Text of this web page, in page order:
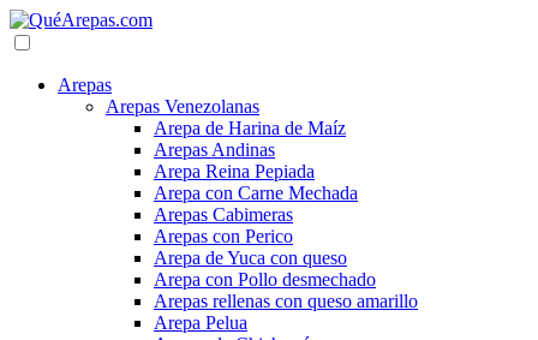
Arepas
Arepas Venezolanas
Arepa de Harina de Maíz
Arepas Andinas
Arepa Reina Pepiada
Arepa con Carne Mechada
Arepas Cabimeras
Arepas con Perico
Arepa de Yuca con queso
Arepa con Pollo desmechado
Arepas rellenas con queso amarillo
Arepa Pelua